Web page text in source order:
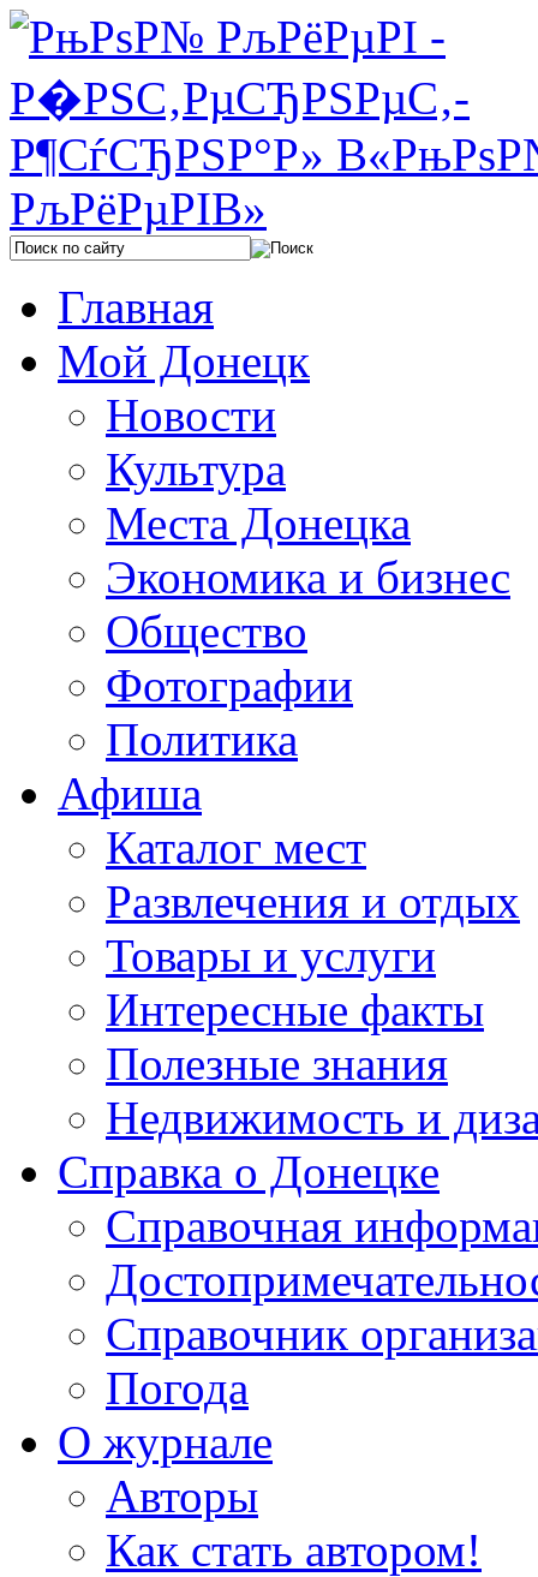
Главная
Мой Донецк
Новости
Культура
Места Донецка
Экономика и бизнес
Общество
Фотографии
Политика
Афиша
Каталог мест
Развлечения и отдых
Товары и услуги
Интересные факты
Полезные знания
Недвижимость и
Справка о Донецке
Справочная
Справочник
Погода
О журнале
Авторы
Как стать автором!